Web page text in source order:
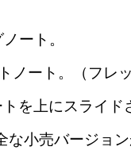
ート。
ノート。（フレ
を上にスライド
小売バージョ